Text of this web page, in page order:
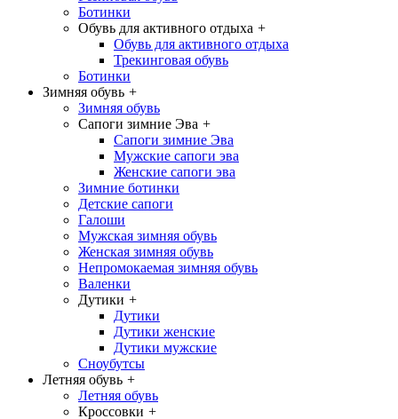
Ботинки
Обувь для активного отдыха +
Обувь для активного отдыха
Трекинговая обувь
Ботинки
Зимняя обувь +
Зимняя обувь
Сапоги зимние Эва +
Сапоги зимние Эва
Мужские сапоги эва
Женские сапоги эва
Зимние ботинки
Детские сапоги
Галоши
Мужская зимняя обувь
Женская зимняя обувь
Непромокаемая зимняя обувь
Валенки
Дутики +
Дутики
Дутики женские
Дутики мужские
Сноубутсы
Летняя обувь +
Летняя обувь
Кроссовки +